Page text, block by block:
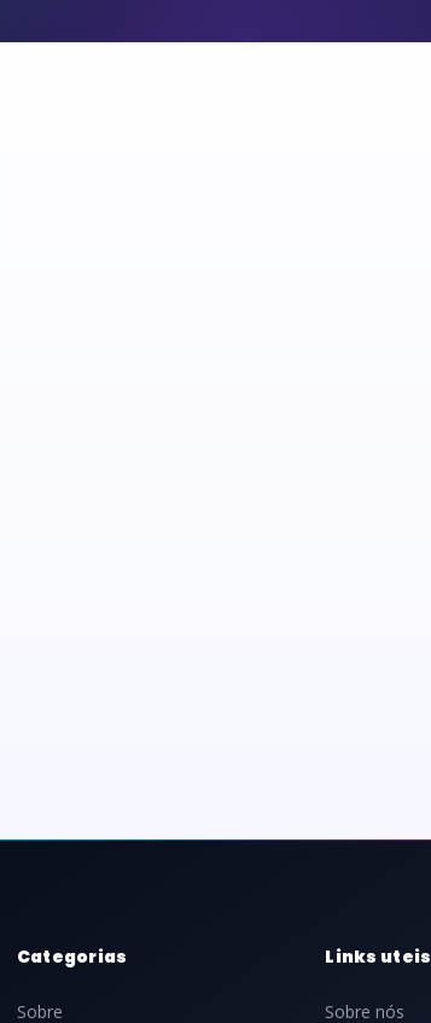
Categorias
Sobre
Links uteis
Sobre nós